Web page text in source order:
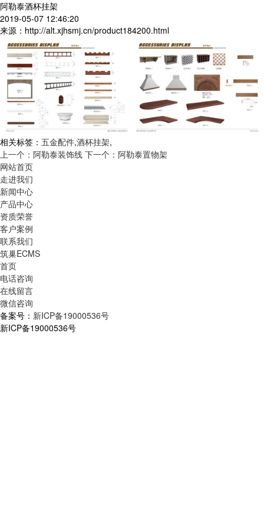
阿勒泰酒杯挂架
2019-05-07 12:46:20
来源：http://alt.xjhsmj.cn/product184200.html
相关标签： 五金配件,酒杯挂架,
上一个：阿勒泰装饰线 下一个：阿勒泰置物架
网站首页
走进我们
新闻中心
产品中心
资质荣誉
客户案例
联系我们
筑巢ECMS
首页
电话咨询
在线留言
微信咨询
备案号： 新ICP备19000536号
新ICP备19000536号